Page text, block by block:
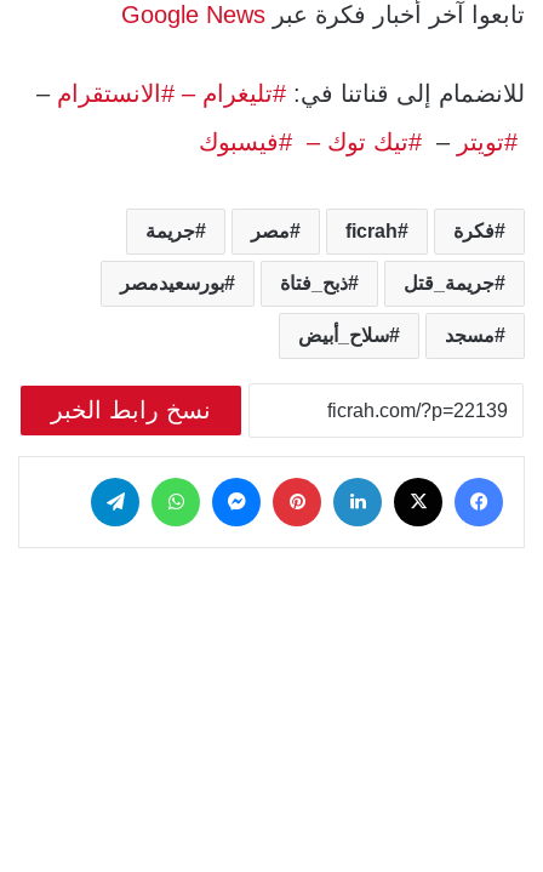
تابعوا آخر أخبار فكرة عبر Google News
للانضمام إلى قناتنا في: #تليغرام– #الانستقرام –
#تويتر – #تيك توك – #فيسبوك
فكرة ficrah مصر جريمة
جريمة_قتل ذبح_فتاة بورسعيدمصر
مسجد سلاح_أبيض
نسخ رابط الخبر
فيسبوك لينكدإن بينتيريست
ماسنجر واتساب